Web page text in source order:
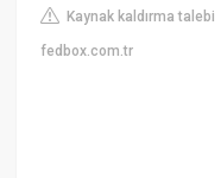
Kaynak kaldırma talebi
fedbox.com.tr